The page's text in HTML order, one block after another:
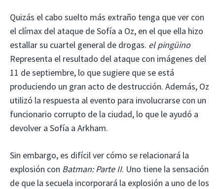
Quizás el cabo suelto más extraño tenga que ver con
el clímax del ataque de Sofía a Oz, en el que ella hizo
estallar su cuartel general de drogas. el pingüino
Representa el resultado del ataque con imágenes del
11 de septiembre, lo que sugiere que se está
produciendo un gran acto de destrucción. Además, Oz
utilizó la respuesta al evento para involucrarse con un
funcionario corrupto de la ciudad, lo que le ayudó a
devolver a Sofía a Arkham.
Sin embargo, es difícil ver cómo se relacionará la
explosión con Batman: Parte II. Uno tiene la sensación
de que la secuela incorporará la explosión a uno de los